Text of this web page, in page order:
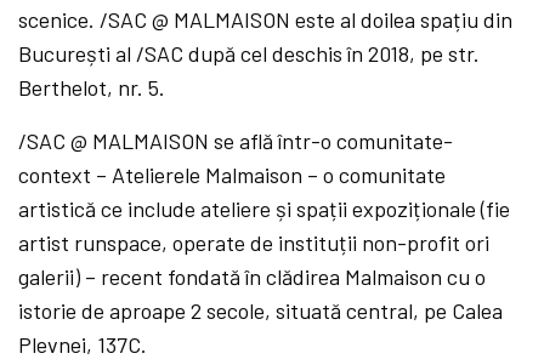
scenice. /SAC @ MALMAISON este al doilea spațiu din
București al /SAC după cel deschis în 2018, pe str.
Berthelot, nr. 5.
/SAC @ MALMAISON se află într-o comunitate-
context – Atelierele Malmaison – o comunitate
artistică ce include ateliere și spații expoziționale (fie
artist runspace, operate de instituții non-profit ori
galerii) – recent fondată în clădirea Malmaison cu o
istorie de aproape 2 secole, situată central, pe Calea
Plevnei, 137C.